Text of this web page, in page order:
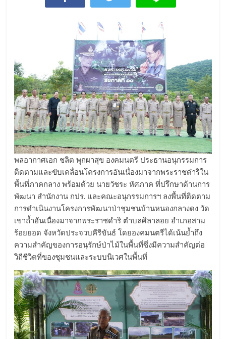
พลอากาศเอก ชลิต พุกผาสุข องคมนตรี ประธานอนุกรรมการ
ติดตามและขับเคลื่อนโครงการอันเนื่องมาจากพระราชดำริใน
พื้นที่ภาคกลาง พร้อมด้วย นายวัชระ หัศภาค ที่ปรึกษาด้านการ
พัฒนา สำนักงาน กปร. และคณะอนุกรรมการฯ ลงพื้นที่ติดตาม
การดำเนินงานโครงการพัฒนาป่าชุมชนบ้านหนองกลางดง วัด
เขาถ้ำอันเนื่องมาจากพระราชดำริ ตำบลศิลาลอย อำเภอสาม
ร้อยยอด จังหวัดประจวบคีรีขันธ์ โดยองคมนตรีได้เน้นย้ำถึง
ความสำคัญของการอนุรักษ์ป่าไม้ในพื้นที่ซึ่งมีความสำคัญต่อ
วิถีชีวิตที่ของชุมชนและระบบนิเวศในพื้นที่